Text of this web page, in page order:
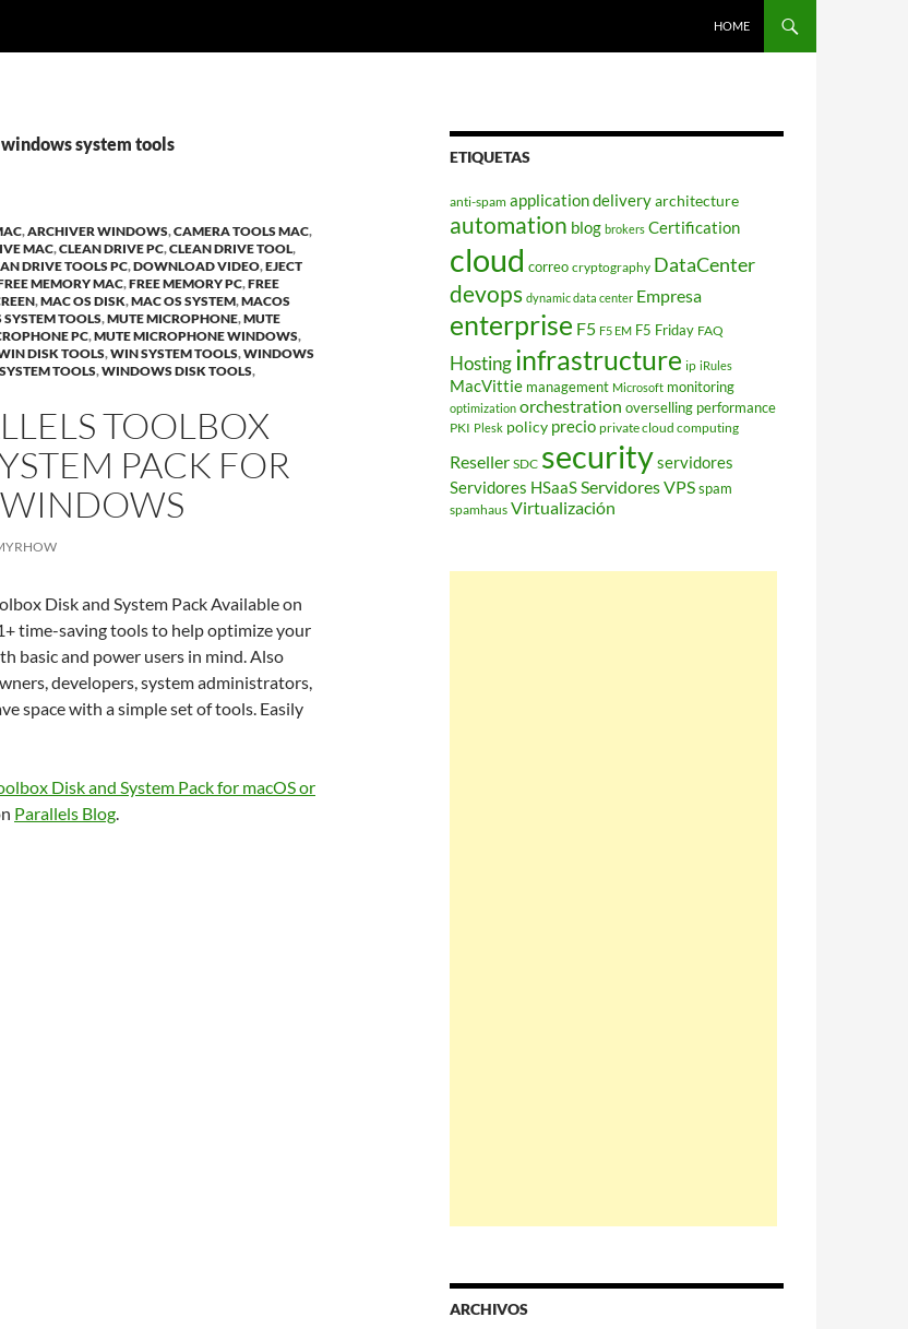
HOME
system tools
,ARCHIVER WINDOWS,CAMERA TOOLS MAC,
MAC,CLEAN DRIVE PC,CLEAN DRIVE TOOL,
DRIVE TOOLS PC,DOWNLOAD VIDEO,EJECT
MEMORY MAC,FREE MEMORY PC,FREE
,MAC OS DISK,MAC OS SYSTEM,MACOS
TOOLS,MUTE MICROPHONE,MUTE
PC,MUTE MICROPHONE WINDOWS,
DISK TOOLS,WIN SYSTEM TOOLS,WINDOWS
TOOLS,WINDOWS DISK TOOLS,
TOOLBOX
PACK FOR
Disk and System Pack Available on
time-saving tools to help optimize your
basic and power users in mind. Also
developers, system administrators,
space with a simple set of tools. Easily
Disk and System Pack for macOS or
Parallels Blog.
ETIQUETAS
anti-spam application deliveryarchitecture
automation blog brokers Certification
cloud correo cryptography DataCenter
devops dynamic data center Empresa
enterprise F5 F5 EM F5 Friday FAQ
Hostinginfrastructure ip iRules
MacVittie management Microsoft monitoring
optimization orchestration overselling performance
PKI Plesk policy precio private cloud computing
Reseller SDC securityservidores
Servidores HSaaSServidores VPSspam
spamhaus Virtualización
ARCHIVOS